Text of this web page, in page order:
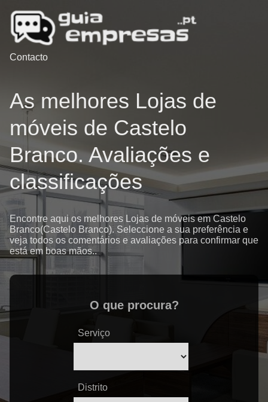
Contacto
As melhores Lojas de
móveis de Castelo
Branco. Avaliações e
classificações
Encontre aqui os melhores Lojas de móveis em Castelo
Branco(Castelo Branco). Seleccione a sua preferência e
veja todos os comentários e avaliações para confirmar que
está em boas mãos..
O que procura?
Serviço
Distrito